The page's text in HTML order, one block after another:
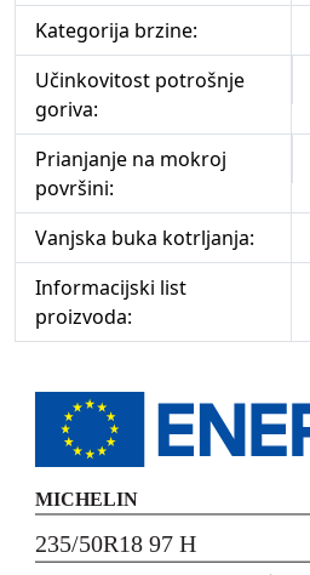
Kategorija brzine:
Učinkovitost potrošnje
goriva:
Prianjanje na mokroj
površini:
Vanjska buka kotrljanja:
Informacijski list
proizvoda: